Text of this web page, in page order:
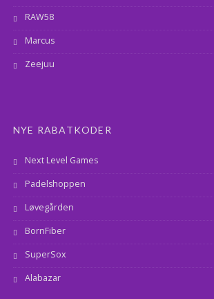
RAW58
Marcus
Zeejuu
NYE RABATKODER
Next Level Games
Padelshoppen
Løvegården
BornFiber
SuperSox
Alabazar